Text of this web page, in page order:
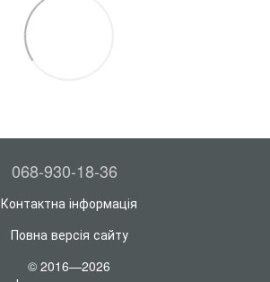
068-930-18-36
Контактна інформація
Повна версія сайту
© 2016—2026